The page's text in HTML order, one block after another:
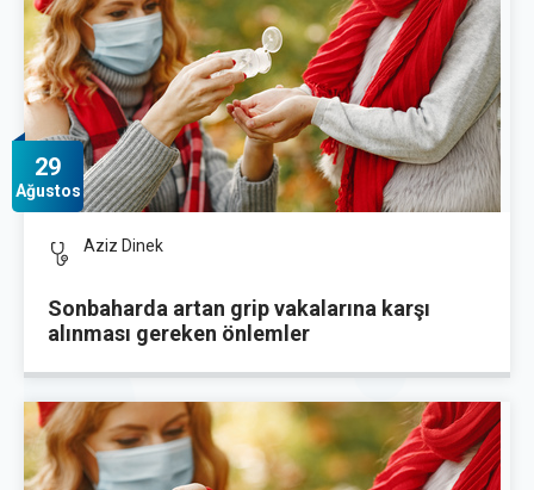
29
Ağustos
Aziz Dinek
Sonbaharda artan grip vakalarına karşı
alınması gereken önlemler